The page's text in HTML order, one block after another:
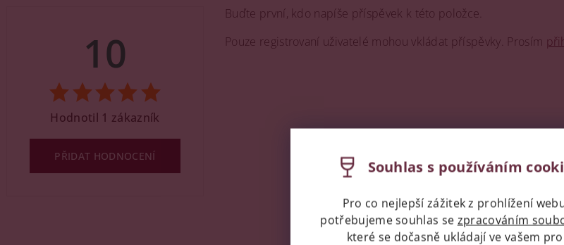
Buďte první, kdo napíše příspěvek k této položce.
Pouze registrovaní uživatelé mohou vkládat příspěvky. Prosím
10
Hodnotil 1 zákazník
PŘIDAT HODNOCENÍ
Souhlas s používáním
Pro co nejlepší zážitek z prohlížení
potřebujeme souhlas se zpracováním
které se dočasně ukládají ve vašem